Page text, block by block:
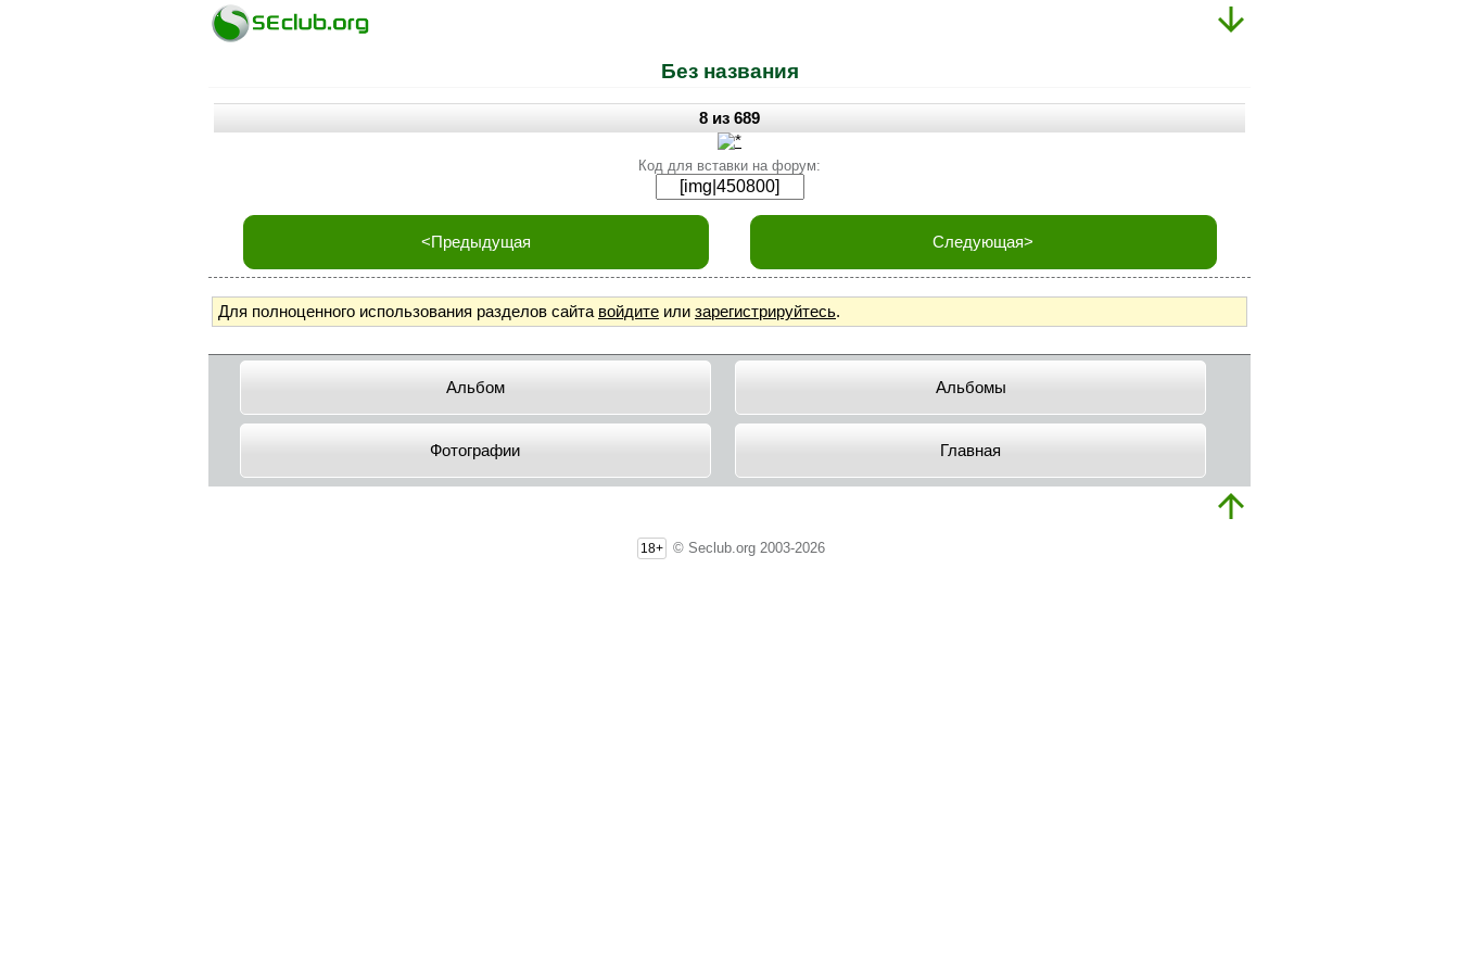
Без названия
8 из 689
Код для вставки на форум:
<Предыдущая Следующая>
Для полноценного использования разделов сайта войдите или зарегистрируйтесь.
Альбом Альбомы
Фотографии Главная
18+ © Seclub.org 2003-2026